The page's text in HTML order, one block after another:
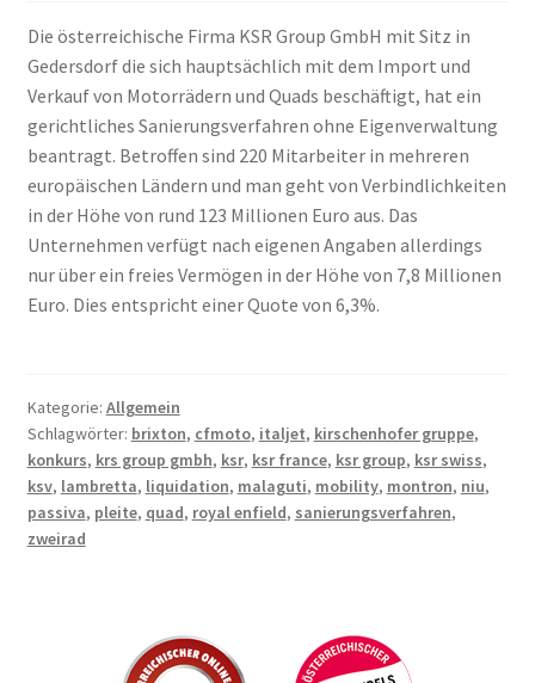
Die österreichische Firma KSR Group GmbH mit Sitz in
Gedersdorf die sich hauptsächlich mit dem Import und
Verkauf von Motorrädern und Quads beschäftigt, hat ein
gerichtliches Sanierungsverfahren ohne Eigenverwaltung
beantragt. Betroffen sind 220 Mitarbeiter in mehreren
europäischen Ländern und man geht von Verbindlichkeiten
in der Höhe von rund 123 Millionen Euro aus. Das
Unternehmen verfügt nach eigenen Angaben allerdings
nur über ein freies Vermögen in der Höhe von 7,8 Millionen
Euro. Dies entspricht einer Quote von 6,3%.
Kategorie: Allgemein
Schlagwörter: brixton, cfmoto, italjet, kirschenhofer gruppe,
konkurs, krs group gmbh, ksr, ksr france, ksr group, ksr swiss,
ksv, lambretta, liquidation, malaguti, mobility, montron, niu,
passiva, pleite, quad, royal enfield, sanierungsverfahren,
zweirad